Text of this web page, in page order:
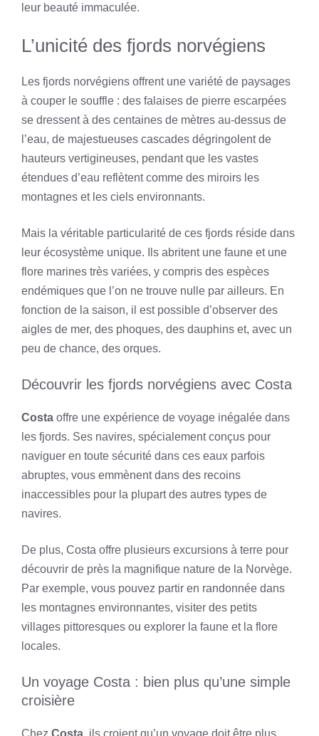
leur beauté immaculée.
L’unicité des fjords norvégiens
Les fjords norvégiens offrent une variété de paysages
à couper le souffle : des falaises de pierre escarpées
se dressent à des centaines de mètres au-dessus de
l’eau, de majestueuses cascades dégringolent de
hauteurs vertigineuses, pendant que les vastes
étendues d’eau reflètent comme des miroirs les
montagnes et les ciels environnants.
Mais la véritable particularité de ces fjords réside dans
leur écosystème unique. Ils abritent une faune et une
flore marines très variées, y compris des espèces
endémiques que l’on ne trouve nulle par ailleurs. En
fonction de la saison, il est possible d’observer des
aigles de mer, des phoques, des dauphins et, avec un
peu de chance, des orques.
Découvrir les fjords norvégiens avec Costa
Costa offre une expérience de voyage inégalée dans
les fjords. Ses navires, spécialement conçus pour
naviguer en toute sécurité dans ces eaux parfois
abruptes, vous emmènent dans des recoins
inaccessibles pour la plupart des autres types de
navires.
De plus, Costa offre plusieurs excursions à terre pour
découvrir de près la magnifique nature de la Norvège.
Par exemple, vous pouvez partir en randonnée dans
les montagnes environnantes, visiter des petits
villages pittoresques ou explorer la faune et la flore
locales.
Un voyage Costa : bien plus qu’une simple
croisière
Chez Costa , ils croient qu’un voyage doit être plus